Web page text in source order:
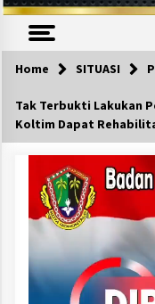
Home SITUASI
Tak Terbukti Lakukan
Koltim Dapat